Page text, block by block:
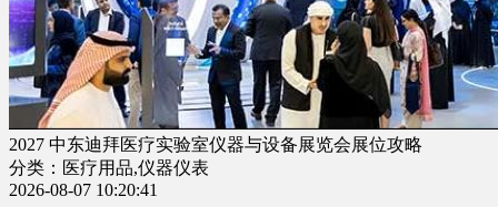
2027 中东迪拜医疗实验室仪器与设备展览会展位攻略
分类：医疗用品,仪器仪表
2026-08-07 10:20:41